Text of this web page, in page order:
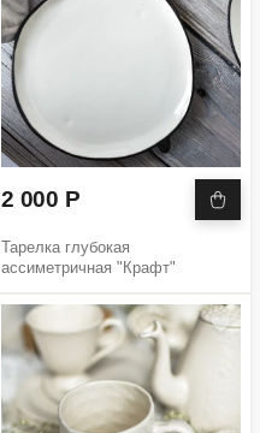
2 000 Р
Тарелка глубокая
ассиметричная "Крафт"